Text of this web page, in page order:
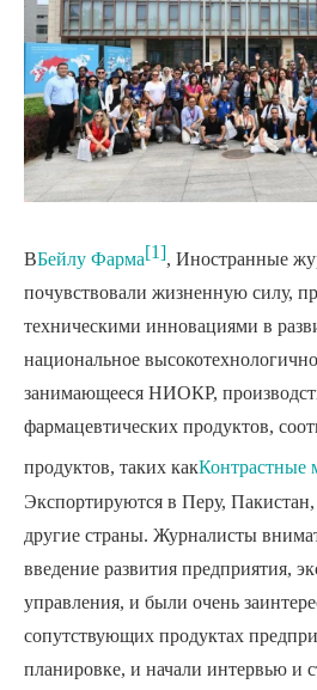
ВБейлу Фарма[1], Иностранные
почувствовали жизненную силу,
техническими инновациями в
национальное
занимающееся НИОКР,
фармацевтических продуктов,
продуктов, таких какКонтрастные
Экспортируются в Перу,
другие страны. Журналисты
введение развития предприятия,
управления, и были очень
сопутствующих продуктах
планировке, и начали интервью и